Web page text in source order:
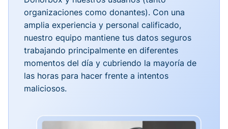
organizaciones como donantes). Con una
amplia experiencia y personal calificado,
nuestro equipo mantiene tus datos seguros
trabajando principalmente en diferentes
momentos del día y cubriendo la mayoría de
las horas para hacer frente a intentos
maliciosos.